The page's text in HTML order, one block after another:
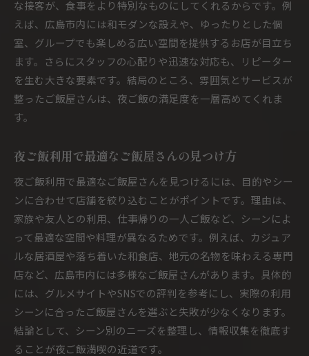
な接客が、食事をより特別なものにしてくれるからです。例
えば、広島市内には和モダンな設えや、ゆったりとした個
室、グループでも楽しめる広い空間を提供するお店が目立ち
ます。さらにスタッフの心配りや迅速な対応も、リピーター
を生む大きな要素です。結局のところ、雰囲気とサービスが
整ったご飯屋さんは、夜ご飯の満足度を一層高めてくれま
す。
夜ご飯利用で最適なご飯屋さんの見つけ方
夜ご飯利用で最適なご飯屋さんを見つけるには、目的やシー
ンに合わせて店舗を絞り込むことがポイントです。理由は、
家族や友人との利用、仕事帰りの一人ご飯など、シーンによ
って最適な空間や料理が異なるためです。例えば、カジュア
ルな居酒屋や落ち着いた和食店、地元の名物を味わえる専門
店など、広島市内には多様なご飯屋さんがあります。具体的
には、グルメサイトやSNSでの評判を参考にし、実際の利用
シーンに合ったご飯屋さんを選ぶと失敗が少なくなります。
結論として、シーン別のニーズを整理し、情報収集を徹底す
ることが夜ご飯満喫の近道です。